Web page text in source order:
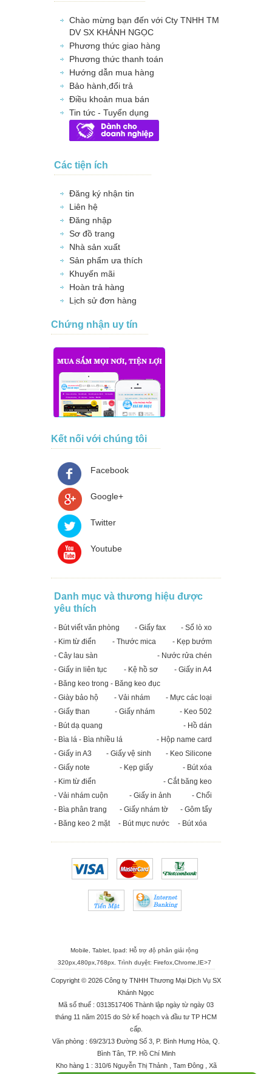
Chào mừng bạn đến với Cty TNHH TM
DV SX KHÁNH NGỌC
Phương thức giao hàng
Phương thức thanh toán
Hướng dẫn mua hàng
Bảo hành,đổi trả
Điều khoản mua bán
Tin tức - Tuyển dụng
Các tiện ích
Đăng ký nhận tin
Liên hệ
Đăng nhập
Sơ đồ trang
Nhà sản xuất
Sản phẩm ưa thích
Khuyến mãi
Hoàn trả hàng
Lịch sử đơn hàng
Chứng nhận uy tín
Kết nối với chúng tôi
Facebook
Google+
Twitter
Youtube
Danh mục và thương hiệu được
yêu thích
- Bút viết văn phòng - Giấy fax
- Sổ lò xo
- Kim từ điển
- Thước mica
- Kẹp bướm
- Cây lau sàn
- Nước rửa chén
- Giấy in liên tục
- Kệ hồ sơ
- Giấy in A4
- Băng keo trong - Băng keo đục
- Giày bảo hộ
- Vải nhám
- Mực các loại
- Giấy than
- Giấy nhám
- Keo 502
- Bút dạ quang
- Hồ dán
- Bìa lá - Bìa nhiều lá
- Hộp name card
- Giấy in A3
- Giấy vệ sinh
- Keo Silicone
- Giấy note
- Kẹp giấy
- Bút xóa
- Kim từ điển
- Cắt băng keo
- Vải nhám cuộn
- Giấy in ảnh
- Chổi
- Bìa phân trang
- Giấy nhám tờ
- Gôm tẩy
- Băng keo 2 mặt
- Bút mực nước - Bút xóa
Mobile, Tablet, Ipad: Hỗ trợ độ phân giải rộng
320px,480px,768px. Trình duyệt: Firefox,Chrome,IE>7
Copyright © 2026 Công ty TNHH Thương Mại Dịch Vụ SX
Khánh Ngọc
Mã số thuế : 0313517406 Thành lập ngày từ ngày 03
tháng 11 năm 2015 do Sở kế hoạch và đầu tư TP HCM
cấp.
Văn phòng : 69/23/13 Đường Số 3, P. Bình Hưng Hòa, Q.
Bình Tân, TP. Hồ Chí Minh
Kho hàng 1 : 310/6 Nguyễn Thị Thảnh , Tam Đông , Xã